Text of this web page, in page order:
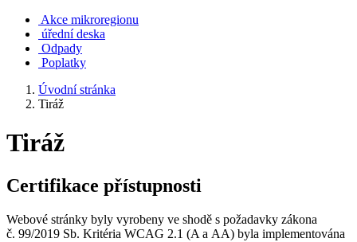
Akce mikroregionu
úřední deska
Odpady
Poplatky
Úvodní stránka
Tiráž
Tiráž
Certifikace přístupnosti
Webové stránky byly vyrobeny ve shodě s požadavky zákona
č. 99/2019 Sb. Kritéria WCAG 2.1 (A a AA) byla implementována